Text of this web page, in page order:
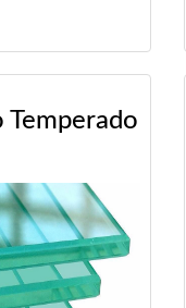
Temperado